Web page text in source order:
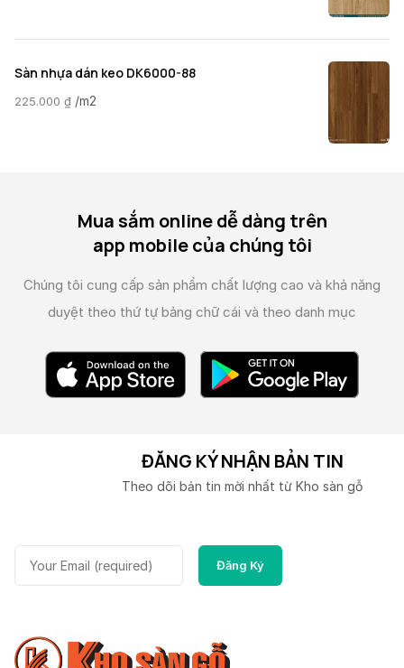
Sàn nhựa dán keo DK6000-88
225.000 ₫ /m2
Mua sắm online dễ dàng trên
app mobile của chúng tôi
Chúng tôi cung cấp sản phẩm chất lượng cao và khả năng
duyệt theo thứ tự bảng chữ cái và theo danh mục
ĐĂNG KÝ NHẬN BẢN TIN
Theo dõi bản tin mời nhất từ Kho sàn gỗ